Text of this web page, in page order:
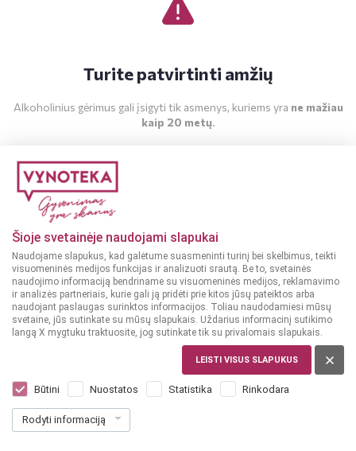
Šioje svetainėje naudojami slapukai
Naudojame slapukus, kad galėtume suasmeninti turinį bei skelbimus, teikti
visuomeninės medijos funkcijas ir analizuoti srautą. Be to, svetainės
naudojimo informaciją bendriname su visuomeninės medijos, reklamavimo
ir analizės partneriais, kurie gali ją pridėti prie kitos jūsų pateiktos arba
naudojant paslaugas surinktos informacijos. Toliau naudodamiesi mūsų
svetaine, jūs sutinkate su mūsų slapukais. Uždarius informacinį sutikimo
langą X mygtuku traktuosite, jog sutinkate tik su privalomais slapukais.
LEISTI VISUS SLAPUKUS
Būtini Nuostatos Statistika Rinkodara
Rodyti informaciją
Turite patvirtinti amžių
Alkoholinius gėrimus gali įsigyti tik asmenys, kuriems yra ne mažiau
kaip 20 metų.
Lithuanian Vodka Originali 0,7 l
Dar nėra balsų, galite įvertinti
99